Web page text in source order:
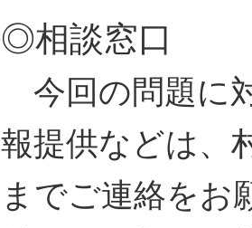
◎相談窓口
今回の問題に
報提供などは、
までご連絡をお